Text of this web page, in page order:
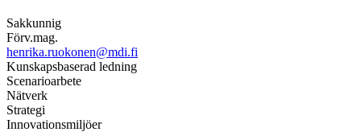
Sakkunnig
Förv.mag.
henrika.ruokonen@mdi.fi
Kunskapsbaserad ledning
Scenarioarbete
Nätverk
Strategi
Innovationsmiljöer